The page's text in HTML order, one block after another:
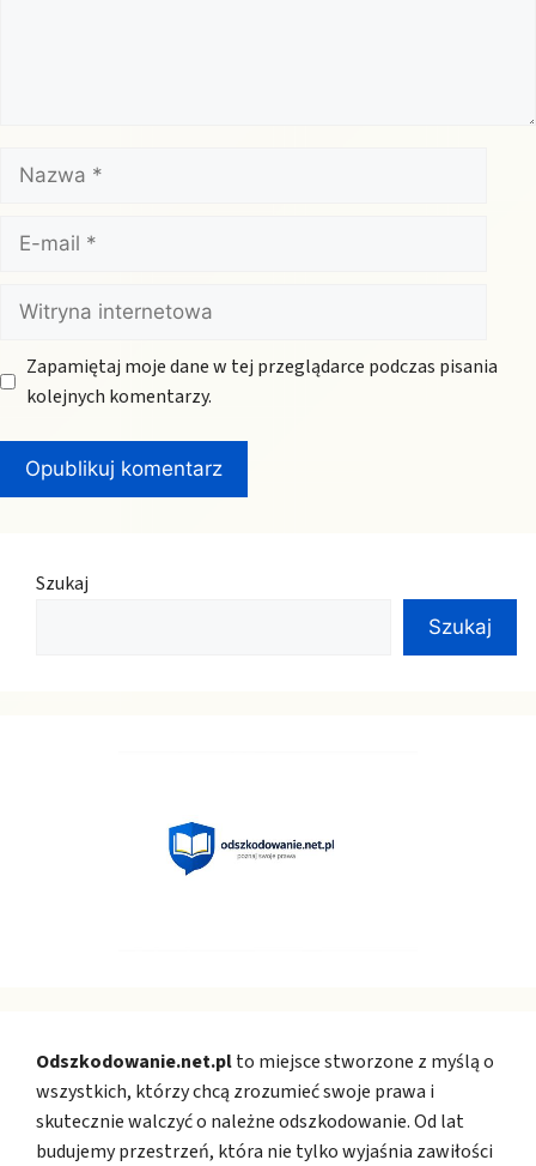
Nazwa
mail
Witryna
internetowa
Zapamiętaj moje dane w tej przeglądarce podczas pisania
kolejnych komentarzy.
Szukaj
Szukaj
Odszkodowanie.net.plto miejsce stworzone z myślą o
wszystkich, którzy chcą zrozumieć swoje prawa i
skutecznie walczyć o należne odszkodowanie. Od lat
budujemy przestrzeń, która nie tylko wyjaśnia zawiłości